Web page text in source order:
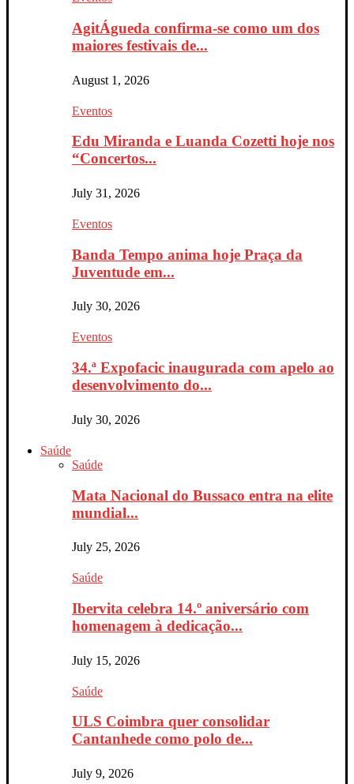
AgitÁgueda confirma-se como um dos
maiores festivais de...
August 1, 2026
Eventos
Edu Miranda e Luanda Cozetti hoje nos
“Concertos...
July 31, 2026
Eventos
Banda Tempo anima hoje Praça da
Juventude em...
July 30, 2026
Eventos
34.ª Expofacic inaugurada com apelo ao
desenvolvimento do...
July 30, 2026
Saúde
Saúde
Mata Nacional do Bussaco entra na elite
mundial...
July 25, 2026
Saúde
Ibervita celebra 14.º aniversário com
homenagem à dedicação...
July 15, 2026
Saúde
ULS Coimbra quer consolidar
Cantanhede como polo de...
July 9, 2026